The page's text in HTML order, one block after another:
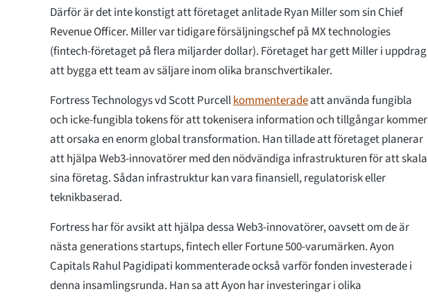
Därför är det inte konstigt att företaget anlitade Ryan Miller som sin Chief
Revenue Officer. Miller var tidigare försäljningschef på MX technologies
(fintech-företaget på flera miljarder dollar). Företaget har gett Miller i uppdrag
att bygga ett team av säljare inom olika branschvertikaler.
Fortress Technologys vd Scott Purcellkommenteradeatt använda fungibla
och icke-fungibla tokens för att tokenisera information och tillgångar kommer
att orsaka en enorm global transformation. Han tillade att företaget planerar
att hjälpa Web3-innovatörer med den nödvändiga infrastrukturen för att skala
sina företag. Sådan infrastruktur kan vara finansiell, regulatorisk eller
teknikbaserad.
Fortress har för avsikt att hjälpa dessa Web3-innovatörer, oavsett om de är
nästa generations startups, fintech eller Fortune 500-varumärken. Ayon
Capitals Rahul Pagidipati kommenterade också varför fonden investerade i
denna insamlingsrunda. Han sa att Ayon har investeringar i olika